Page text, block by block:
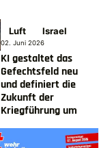
Luft Israel
02. Juni 2026
KI gestaltet das
Gefechtsfeld neu
und definiert die
Zukunft der
Kriegführung um